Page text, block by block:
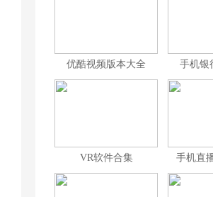
优酷视频版本大全 手机银
VR软件合集